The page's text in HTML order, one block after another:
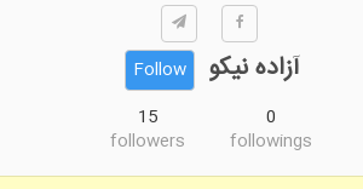
آزاده نیکو
Follow
0
followings
15
followers